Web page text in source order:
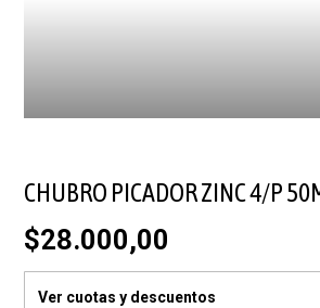
CHUBRO PICADOR ZINC 4/P
$28.000,00
Ver cuotas y descuentos